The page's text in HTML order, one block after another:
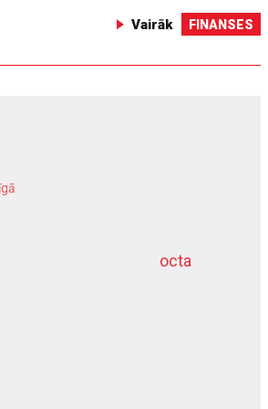
Vairāk FINANSES
octa
dziļurbums